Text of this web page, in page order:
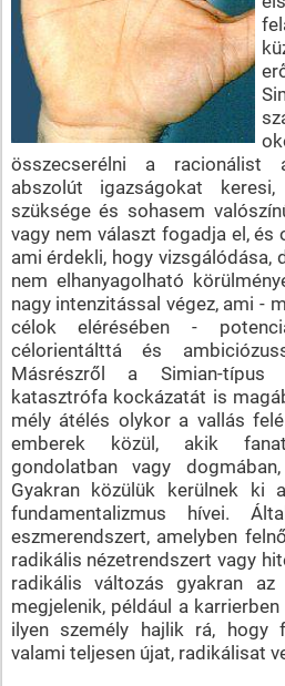
összecserélni a racionálist
abszolút igazságokat
szüksége és sohasem
vagy nem választ fogadja el, és
ami érdekli, hogy vizsgálódása,
nem elhanyagolható
nagy intenzitással végez, ami -
célok elérésében -
célorientálttá és
Másrészről a Simian-
katasztrófa kockázatát is
mély átélés olykor a vallás
emberek közül, akik
gondolatban vagy
Gyakran közülük kerülnek ki
fundamentalizmus hívei.
eszmerendszert, amelyben
radikális nézetrendszert vagy
radikális változás gyakran
megjelenik, például a
ilyen személy hajlik rá, hogy
valami teljesen újat, radikálisat